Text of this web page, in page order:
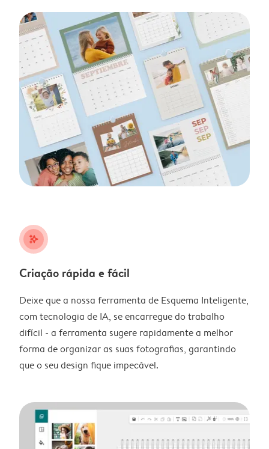
stars_plus
Criação rápida e fácil
Deixe que a nossa ferramenta de Esquema Inteligente,
com tecnologia de IA, se encarregue do trabalho
difícil - a ferramenta sugere rapidamente a melhor
forma de organizar as suas fotografias, garantindo
que o seu design fique impecável.